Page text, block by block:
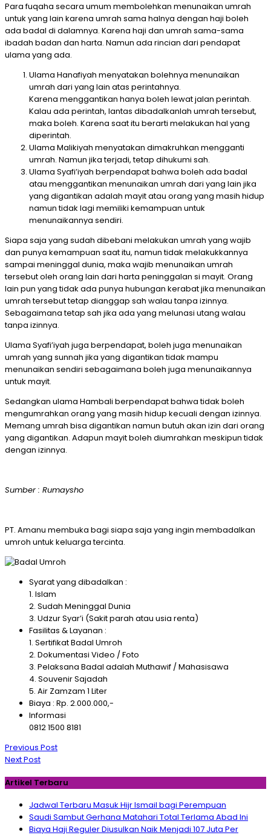
Para fuqaha secara umum membolehkan menunaikan umrah
untuk yang lain karena umrah sama halnya dengan haji boleh
ada badal di dalamnya. Karena haji dan umrah sama-sama
ibadah badan dan harta. Namun ada rincian dari pendapat
ulama yang ada.
Ulama Hanafiyah menyatakan bolehnya menunaikan
umrah dari yang lain atas perintahnya.
Karena menggantikan hanya boleh lewat jalan perintah.
Kalau ada perintah, lantas dibadalkanlah umrah tersebut,
maka boleh. Karena saat itu berarti melakukan hal yang
diperintah.
Ulama Malikiyah menyatakan dimakruhkan mengganti
umrah. Namun jika terjadi, tetap dihukumi sah.
Ulama Syafi’iyah berpendapat bahwa boleh ada badal
atau menggantikan menunaikan umrah dari yang lain jika
yang digantikan adalah mayit atau orang yang masih hidup
namun tidak lagi memiliki kemampuan untuk
menunaikannya sendiri.
Siapa saja yang sudah dibebani melakukan umrah yang wajib
dan punya kemampuan saat itu, namun tidak melakukkannya
sampai meninggal dunia, maka wajib menunaikan umrah
tersebut oleh orang lain dari harta peninggalan si mayit. Orang
lain pun yang tidak ada punya hubungan kerabat jika menunaikan
umrah tersebut tetap dianggap sah walau tanpa izinnya.
Sebagaimana tetap sah jika ada yang melunasi utang walau
tanpa izinnya.
Ulama Syafi’iyah juga berpendapat, boleh juga menunaikan
umrah yang sunnah jika yang digantikan tidak mampu
menunaikan sendiri sebagaimana boleh juga menunaikannya
untuk mayit.
Sedangkan ulama Hambali berpendapat bahwa tidak boleh
mengumrahkan orang yang masih hidup kecuali dengan izinnya.
Memang umrah bisa digantikan namun butuh akan izin dari orang
yang digantikan. Adapun mayit boleh diumrahkan meskipun tidak
dengan izinnya.
Sumber : Rumaysho
PT. Amanu membuka bagi siapa saja yang ingin membadalkan
umroh untuk keluarga tercinta.
Syarat yang dibadalkan :
1. Islam
2. Sudah Meninggal Dunia
3. Udzur Syar’i (Sakit parah atau usia renta)
Fasilitas & Layanan :
1. Sertifikat Badal Umroh
2. Dokumentasi Video / Foto
3. Pelaksana Badal adalah Muthawif / Mahasisawa
4. Souvenir Sajadah
5. Air Zamzam 1 Liter
Biaya : Rp. 2.000.000,-
Informasi
0812 1500 8181
Navigasi
pos
Previous Post
Next Post
Artikel Terbaru
Jadwal Terbaru Masuk Hijr Ismail bagi Perempuan
Saudi Sambut Gerhana Matahari Total Terlama Abad Ini
Biaya Haji Reguler Diusulkan Naik Menjadi 107 Juta Per